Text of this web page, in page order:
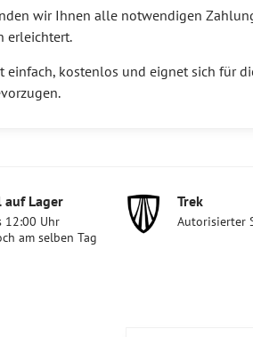
wir Ihnen alle notwendigen
erleichtert.
einfach, kostenlos und eignet sich für
auf Lager
12:00 Uhr
am selben Tag
Trek
Autorisierter